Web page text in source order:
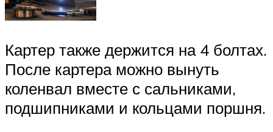
Картер также держится на 4 болтах.
После картера можно вынуть
коленвал вместе с сальниками,
подшипниками и кольцами поршня.